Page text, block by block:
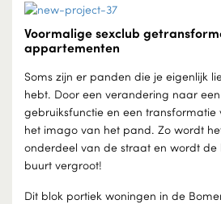
Voormalige sexclub
appartementen
Soms zijn er panden die je eigenlijk
hebt. Door een verandering naar
gebruiksfunctie en een
het imago van het pand. Zo wordt
onderdeel van de straat en wordt
buurt vergroot!
Dit blok portiek woningen in de